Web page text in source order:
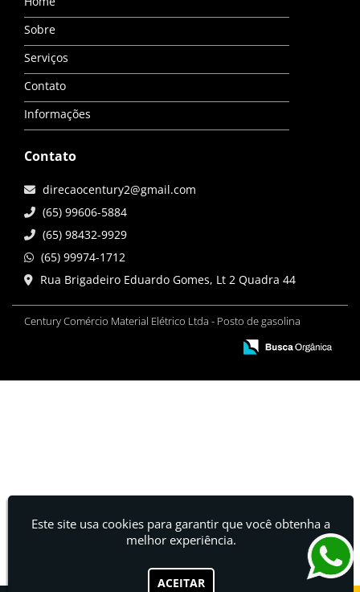
Sobre
Serviços
Contato
Informações
Contato
direcaocentury2@gmail.com
(65) 99606-5884
(65) 98432-9929
(65) 99974-1712
Rua Brigadeiro Eduardo Gomes, Lt 2 Quadra 44
Century Comércio Material Elétrico Ltda - Posto de gasolina
Este site usa cookies para garantir que você obtenha a
melhor experiência.
ACEITAR